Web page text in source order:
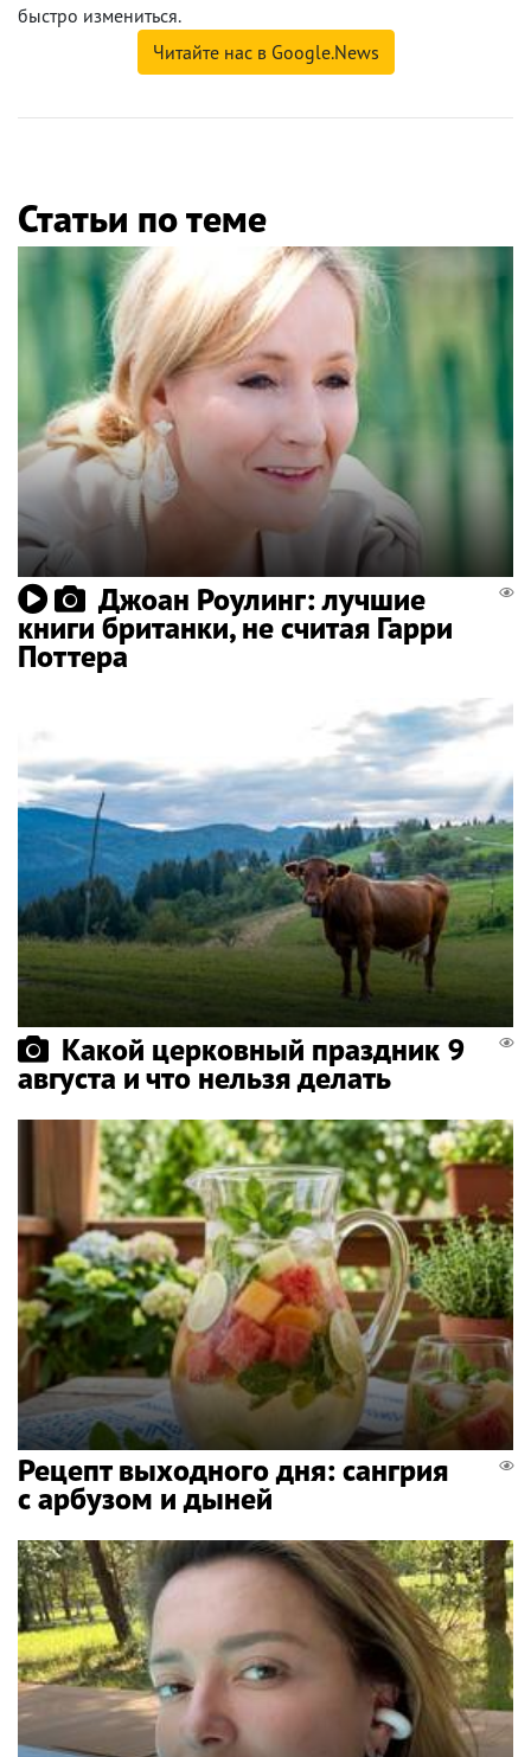
быстро измениться.
Читайте нас в Google.News
Статьи по теме
Джоан Роулинг: лучшие
книги британки, не считая Гарри
Поттера
Какой церковный праздник 9
августа и что нельзя делать
Рецепт выходного дня: сангрия
с арбузом и дыней